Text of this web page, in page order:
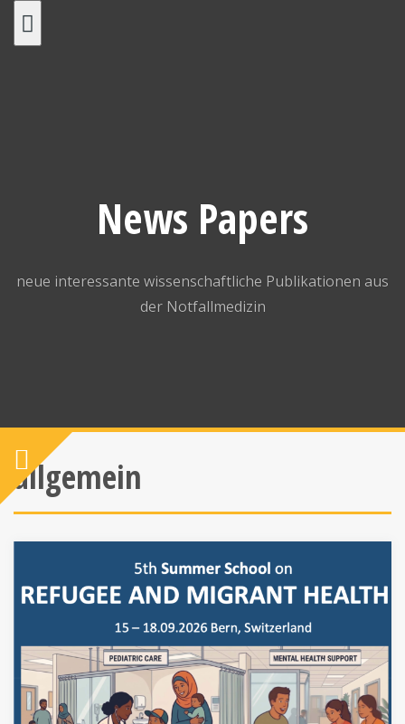
News Papers
neue interessante wissenschaftliche Publikationen aus
der Notfallmedizin
allgemein